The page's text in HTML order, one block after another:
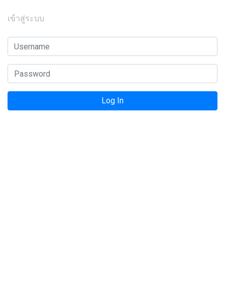
เข้าสู่ระบบ